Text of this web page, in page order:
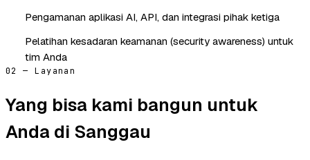
Pengamanan aplikasi AI, API, dan integrasi pihak ketiga
Pelatihan kesadaran keamanan (security awareness) untuk
tim Anda
02 — Layanan
Yang bisa kami bangun untuk
Anda di Sanggau